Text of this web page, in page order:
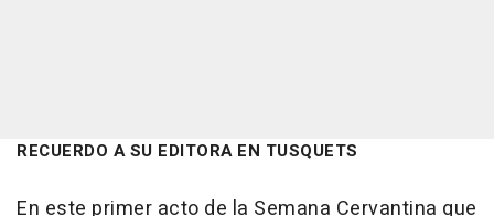
RECUERDO A SU EDITORA EN TUSQUETS
En este primer acto de la Semana Cervantina que